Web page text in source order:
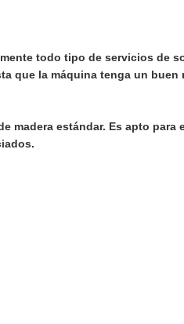
todo tipo de servicios de
que la máquina tenga un buen
madera estándar. Es apto para